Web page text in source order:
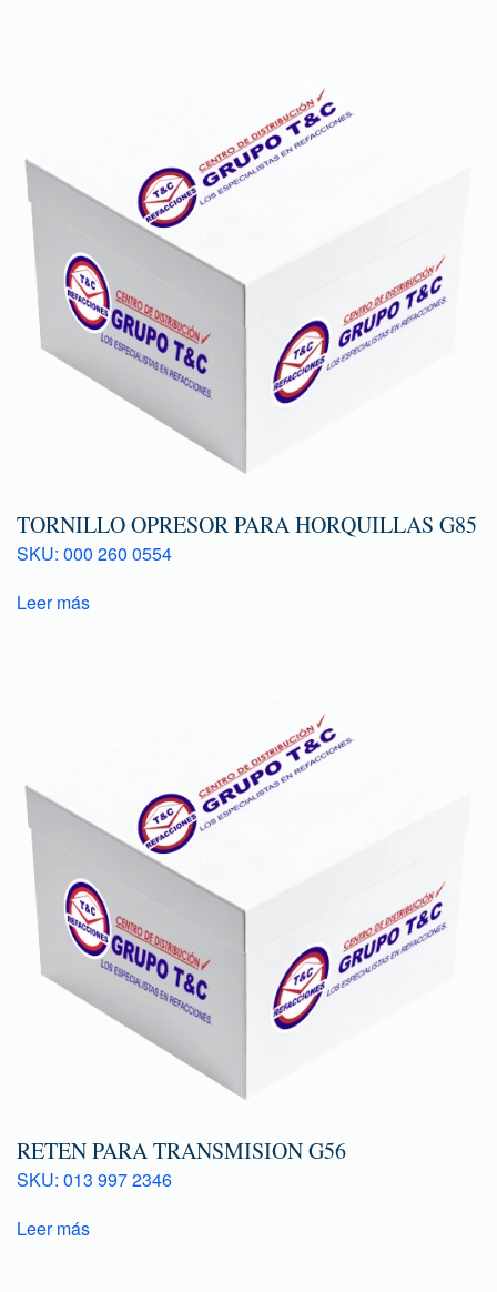
TORNILLO OPRESOR PARA HORQUILLAS G85
SKU: 000 260 0554
Leer más
RETEN PARA TRANSMISION G56
SKU: 013 997 2346
Leer más